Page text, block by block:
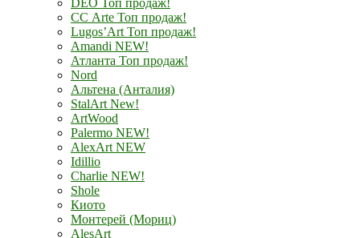
СС Arte Топ продаж!
Lugos’Art Топ продаж!
Amandi NEW!
Атланта Топ продаж!
Nord
Альтена (Анталия)
StalArt New!
ArtWood
Palermo NEW!
AlexArt NEW
Idillio
Charlie NEW!
Shole
Киото
Монтерей (Мориц)
AlesArt